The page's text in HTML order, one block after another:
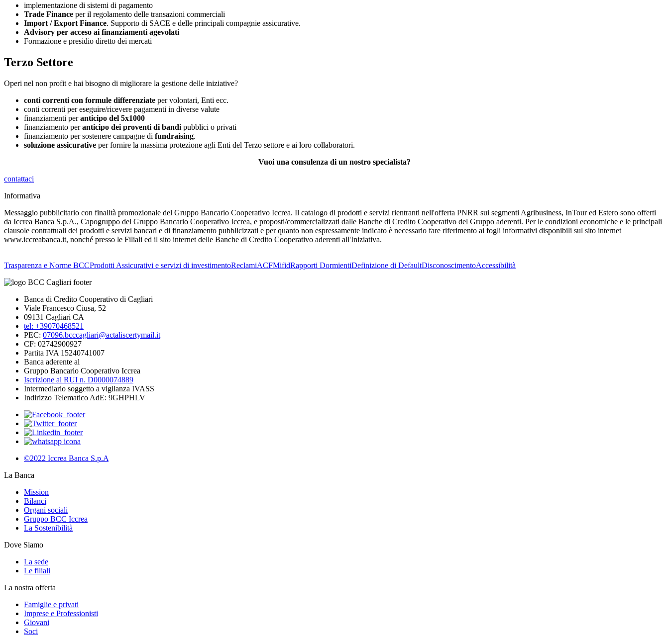
implementazione di sistemi di pagamento
Trade Finance per il regolamento delle transazioni commerciali
Import / Export Finance. Supporto di SACE e delle principali compagnie assicurative.
Advisory per acceso ai finanziamenti agevolati
Formazione e presidio diretto dei mercati
Terzo Settore
Operi nel non profit e hai bisogno di migliorare la gestione delle iniziative?
conti correnti con formule differenziate per volontari, Enti ecc.
conti correnti per eseguire/ricevere pagamenti in diverse valute
finanziamenti peranticipo del 5x1000
finanziamento peranticipo dei proventi di bandi pubblici o privati
finanziamento per sostenere campagne di fundraising.
soluzione assicurative per fornire la massima protezione agli Enti del Terzo settore e ai loro collaboratori.
Vuoi una consulenza di un nostro specialista?
contattaci
Informativa
Messaggio pubblicitario con finalità promozionale del Gruppo Bancario Cooperativo Iccrea. Il catalogo di prodotti e servizi rientranti nell'offerta PNRR sui segmenti Agribusiness, InTour ed Estero sono offerti
da Iccrea Banca S.p.A., Capogruppo del Gruppo Bancario Cooperativo Iccrea, e proposti/commercializzati dalle Banche di Credito Cooperativo del Gruppo aderenti. Per le condizioni economiche e le principali
clausole contrattuali dei prodotti e servizi bancari e di finanziamento pubblicizzati e per quanto non espressamente indicato è necessario fare riferimento ai fogli informativi disponibili sul sito internet
www.iccreabanca.it, nonché presso le Filiali ed il sito internet delle Banche di Credito Cooperativo aderenti all'Iniziativa.
Trasparenza e Norme BCCProdotti Assicurativi e servizi di investimentoReclamiACFMifidRapporti DormientiDefinizione di DefaultDisconoscimentoAccessibilità
Banca di Credito Cooperativo di Cagliari
Viale Francesco Ciusa, 52
09131 Cagliari CA
tel: +39070468521
PEC: 07096.bcccagliari@actaliscertymail.it
CF: 02742900927
Partita IVA 15240741007
Banca aderente al
Gruppo Bancario Cooperativo Iccrea
Iscrizione al RUI n. D0000074889
Intermediario soggetto a vigilanza IVASS
Indirizzo Telematico AdE: 9GHPHLV
©2022 Iccrea Banca S.p.A
La Banca
Mission
Bilanci
Organi sociali
Gruppo BCC Iccrea
La Sostenibilità
Dove Siamo
La sede
Le filiali
La nostra offerta
Famiglie e privati
Imprese e Professionisti
Giovani
Soci